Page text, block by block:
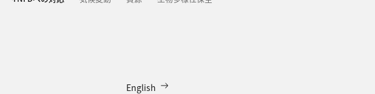
English